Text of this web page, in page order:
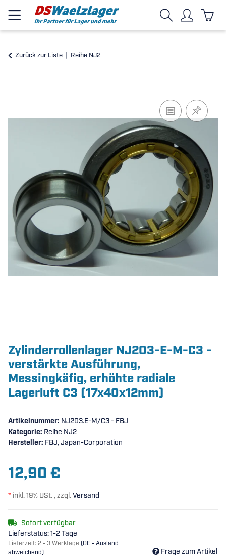
Zurück zur Liste Reihe NJ2
Zylinderrollenlager NJ203-E-M-C3 -
verstärkte Ausführung,
Messingkäfig, erhöhte radiale
Lagerluft C3 (17x40x12mm)
Artikelnummer: NJ203.E-M/C3 - FBJ
Kategorie: Reihe NJ2
Hersteller: FBJ, Japan-Corporation
12,90 €
* inkl. 19% USt. , zzgl.Versand
Sofort verfügbar
Lieferstatus: 1-2 Tage
Lieferzeit: 2 - 3 Werktage (DE - Ausland
abweichend)
Frage zum Artikel